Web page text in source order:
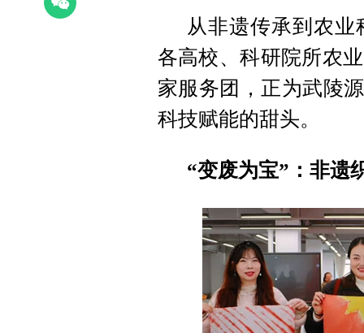
从非遗传承到农
各高校、科研院所农
家服务团，正为武陵
科技赋能的甜头。
“变废为宝”：非遗